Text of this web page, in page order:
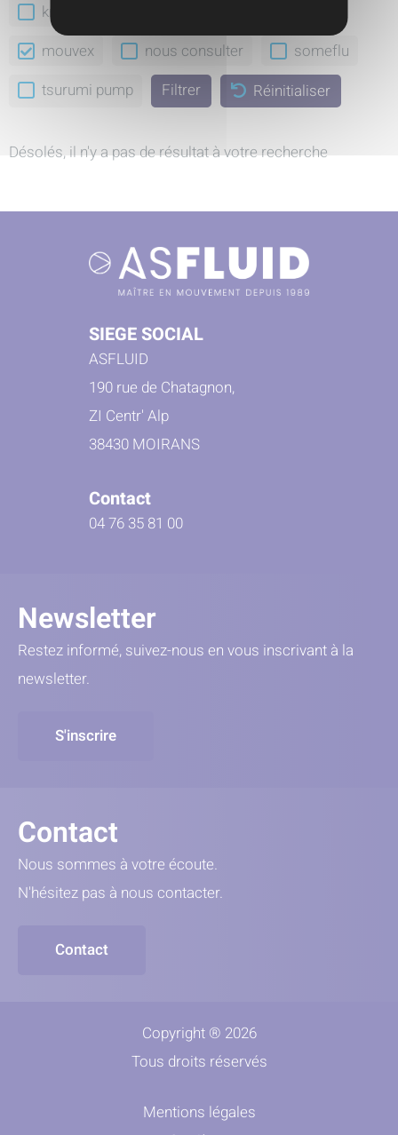
krautzberger
mouvex
nous consulter
someflu
tsurumi pump
Réinitialiser
Désolés, il n'y a pas de résultat à votre recherche
SIEGE SOCIAL
ASFLUID
190 rue de Chatagnon,
ZI Centr' Alp
38430 MOIRANS
Contact
04 76 35 81 00
Newsletter
Restez informé, suivez-nous en vous inscrivant à la
newsletter.
S'inscrire
Contact
Nous sommes à votre écoute.
N'hésitez pas à nous contacter.
Contact
Copyright ® 2026
Tous droits réservés
Mentions légales